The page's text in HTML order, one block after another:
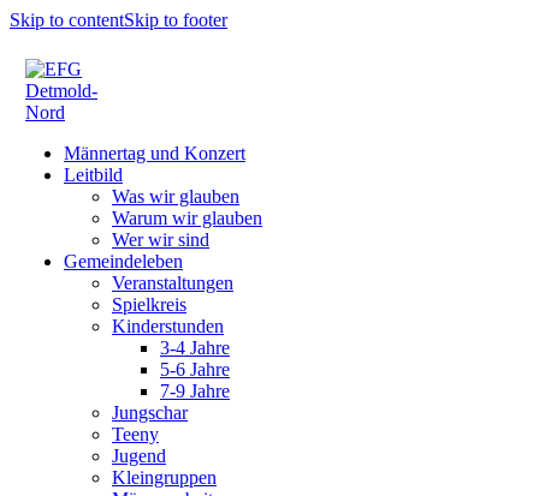
Skip to contentSkip to footer
Männertag und Konzert
Leitbild
Was wir glauben
Warum wir glauben
Wer wir sind
Gemeindeleben
Veranstaltungen
Spielkreis
Kinderstunden
3-4 Jahre
5-6 Jahre
7-9 Jahre
Jungschar
Teeny
Jugend
Kleingruppen